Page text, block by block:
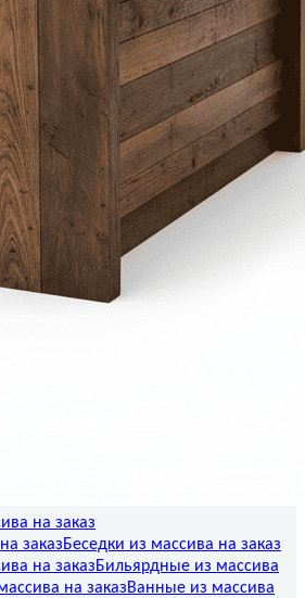
на заказ
Беседки из массива на заказ
Бильярдные из массива
Ванные из массива